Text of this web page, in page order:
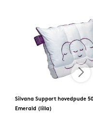
Silvana Support hovedpude
Emerald (lilla)